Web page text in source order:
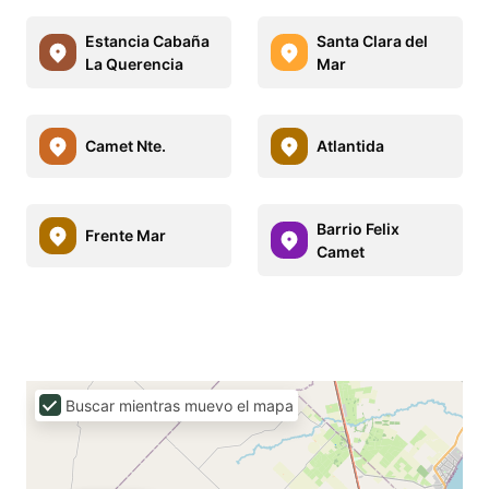
Estancia Cabaña
La Querencia
Santa Clara del
Mar
Camet Nte. Atlantida
Frente Mar
Barrio Felix
Camet
Buscar mientras muevo el mapa